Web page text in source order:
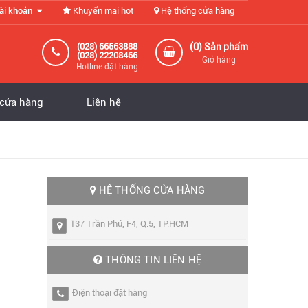
khoản Khuyến mãi hot Hệ thống cửa hàng
(0) Sản phẩm
Giỏ hàng
(028) 66563888
(028) 22208466
Hotline đặt hàng
hàng Liên hệ
HỆ THỐNG CỬA HÀNG
137 Trần Phú, F4, Q.5, TP.HCM
THÔNG TIN LIÊN HỆ
Điện thoại đặt hàng